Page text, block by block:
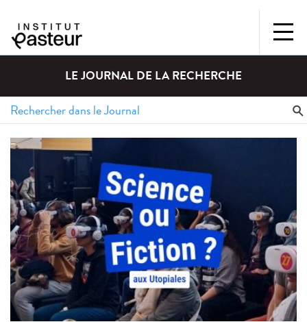
LE JOURNAL DE LA RECHERCHE